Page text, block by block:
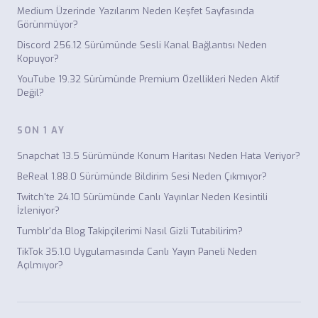
Medium Üzerinde Yazılarım Neden Keşfet Sayfasında
Görünmüyor?
Discord 256.12 Sürümünde Sesli Kanal Bağlantısı Neden
Kopuyor?
YouTube 19.32 Sürümünde Premium Özellikleri Neden Aktif
Değil?
SON 1 AY
Snapchat 13.5 Sürümünde Konum Haritası Neden Hata Veriyor?
BeReal 1.88.0 Sürümünde Bildirim Sesi Neden Çıkmıyor?
Twitch'te 24.10 Sürümünde Canlı Yayınlar Neden Kesintili
İzleniyor?
Tumblr'da Blog Takipçilerimi Nasıl Gizli Tutabilirim?
TikTok 35.1.0 Uygulamasında Canlı Yayın Paneli Neden
Açılmıyor?